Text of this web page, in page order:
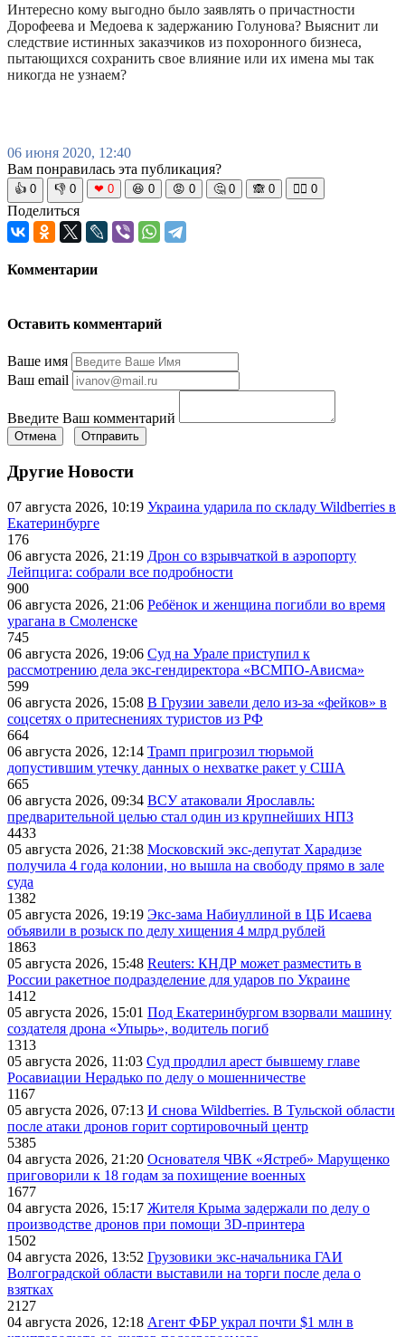
Интересно кому выгодно было заявлять о причастности
Дорофеева и Медоева к задержанию Голунова? Выяснит ли
следствие истинных заказчиков из похоронного бизнеса,
пытающихся сохранить свое влияние или их имена мы так
никогда не узнаем?
06 июня 2020, 12:40
Вам понравилась эта публикация?
👍 0 👎 0 ❤ 0 😆 0 😡 0 🤔 0 🙈 0 🧘‍♀️ 0
Поделиться
Комментарии
Оставить комментарий
Ваше имя
Ваш email
Введите Ваш комментарий
Отмена Отправить
Другие Новости
07 августа 2026, 10:19 Украина ударила по складу Wildberries в
Екатеринбурге
176
06 августа 2026, 21:19 Дрон со взрывчаткой в аэропорту
Лейпцига: собрали все подробности
900
06 августа 2026, 21:06 Ребёнок и женщина погибли во время
урагана в Смоленске
745
06 августа 2026, 19:06 Суд на Урале приступил к
рассмотрению дела экс-гендиректора «ВСМПО-Ависма»
599
06 августа 2026, 15:08 В Грузии завели дело из-за «фейков» в
соцсетях о притеснениях туристов из РФ
664
06 августа 2026, 12:14 Трамп пригрозил тюрьмой
допустившим утечку данных о нехватке ракет у США
665
06 августа 2026, 09:34 ВСУ атаковали Ярославль:
предварительной целью стал один из крупнейших НПЗ
4433
05 августа 2026, 21:38 Московский экс-депутат Харадизе
получила 4 года колонии, но вышла на свободу прямо в зале
суда
1382
05 августа 2026, 19:19 Экс-зама Набиуллиной в ЦБ Исаева
объявили в розыск по делу хищения 4 млрд рублей
1863
05 августа 2026, 15:48 Reuters: КНДР может разместить в
России ракетное подразделение для ударов по Украине
1412
05 августа 2026, 15:01 Под Екатеринбургом взорвали машину
создателя дрона «Упырь», водитель погиб
1313
05 августа 2026, 11:03 Суд продлил арест бывшему главе
Росавиации Нерадько по делу о мошенничестве
1167
05 августа 2026, 07:13 И снова Wildberries. В Тульской области
после атаки дронов горит сортировочный центр
5385
04 августа 2026, 21:20 Основателя ЧВК «Ястреб» Марущенко
приговорили к 18 годам за похищение военных
1677
04 августа 2026, 15:17 Жителя Крыма задержали по делу о
производстве дронов при помощи 3D‑принтера
1502
04 августа 2026, 13:52 Грузовики экс-начальника ГАИ
Волгоградской области выставили на торги после дела о
взятках
2127
04 августа 2026, 12:18 Агент ФБР украл почти $1 млн в